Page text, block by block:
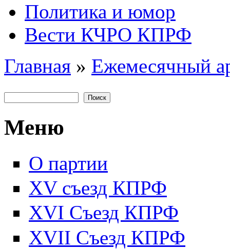
Политика и юмор
Вести КЧРО КПРФ
Вы здесь
Главная » Ежемесячный
Форма поиска
Меню
О партии
XV съезд КПРФ
XVI Съезд КПРФ
XVII Cъезд КПРФ